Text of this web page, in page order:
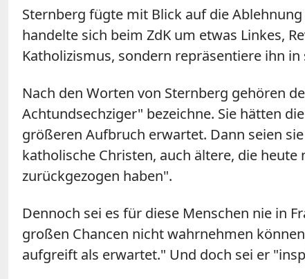
Sternberg fügte mit Blick auf die
handelte sich beim ZdK um etwas Linkes,
Katholizismus, sondern repräsentiere ihn in
Nach den Worten von Sternberg gehören
Achtundsechziger" bezeichne. Sie hätten
größeren Aufbruch erwartet. Dann seien
katholische Christen, auch ältere, die
zurückgezogen haben".
Dennoch sei es für diese Menschen nie in
großen Chancen nicht wahrnehmen
aufgreift als erwartet." Und doch sei er